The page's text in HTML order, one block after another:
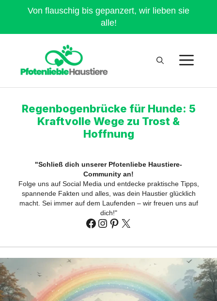
Von flauschig bis gepanzert, wir lieben sie
alle!
Regenbogenbrücke für Hunde: 5
Kraftvolle Wege zu Trost &
Hoffnung
"Schließ dich unserer Pfotenliebe Haustiere-
Community an!
Folge uns auf Social Media und entdecke praktische Tipps,
spannende Fakten und alles, was dein Haustier glücklich
macht. Sei immer auf dem Laufenden – wir freuen uns auf
dich!"